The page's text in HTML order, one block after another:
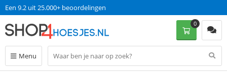
Een 9.2 uit 25.000+ beoordelingen
Menu
0